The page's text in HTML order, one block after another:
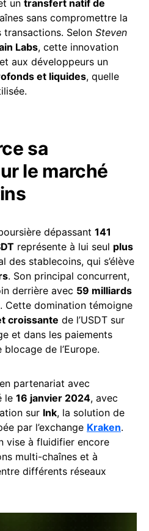
un transfert natif de
sans compromettre la
transactions. Selon Steven
Labs, cette innovation
aux développeurs un
et liquides, quelle
sa
le marché
dépassant 141
représente à lui seul plus
des stablecoins, qui s’élève
. Son principal concurrent,
derrière avec 59 milliards
Cette domination témoigne
croissante de l’USDT sur
et dans les paiements
de l’Europe.
partenariat avec
le 16 janvier 2024, avec
sur Ink, la solution de
par l’exchange Kraken.
vise à fluidifier encore
multi-chaînes et à
différents réseaux